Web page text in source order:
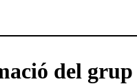
del